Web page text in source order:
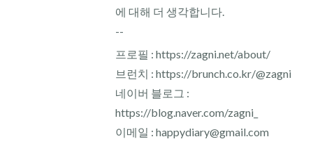
에 대해 더 생각합니다.
--
프로필 : https://zagni.net/about/
브런치 : https://brunch.co.kr/@zagni
네이버 블로그 :
https://blog.naver.com/zagni_
이메일 : happydiary@gmail.com